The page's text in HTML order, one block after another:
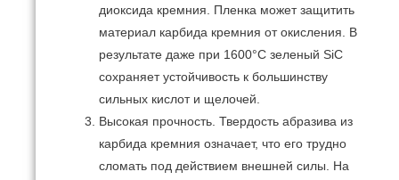
диоксида кремния. Пленка может защитить
материал карбида кремния от окисления. В
результате даже при 1600°C зеленый SiC
сохраняет устойчивость к большинству
сильных кислот и щелочей.
Высокая прочность.Твердость абразива из
карбида кремния означает, что его трудно
сломать под действием внешней силы. На